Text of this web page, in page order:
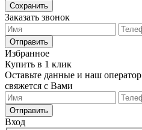
Сохранить
Заказать звонок
Отправить
Избранное
Купить в 1 клик
Оставьте данные и наш оператор
свяжется с Вами
Отправить
Вход